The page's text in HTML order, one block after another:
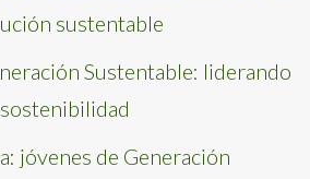
sustentable
Sustentable: liderando
jóvenes de Generación